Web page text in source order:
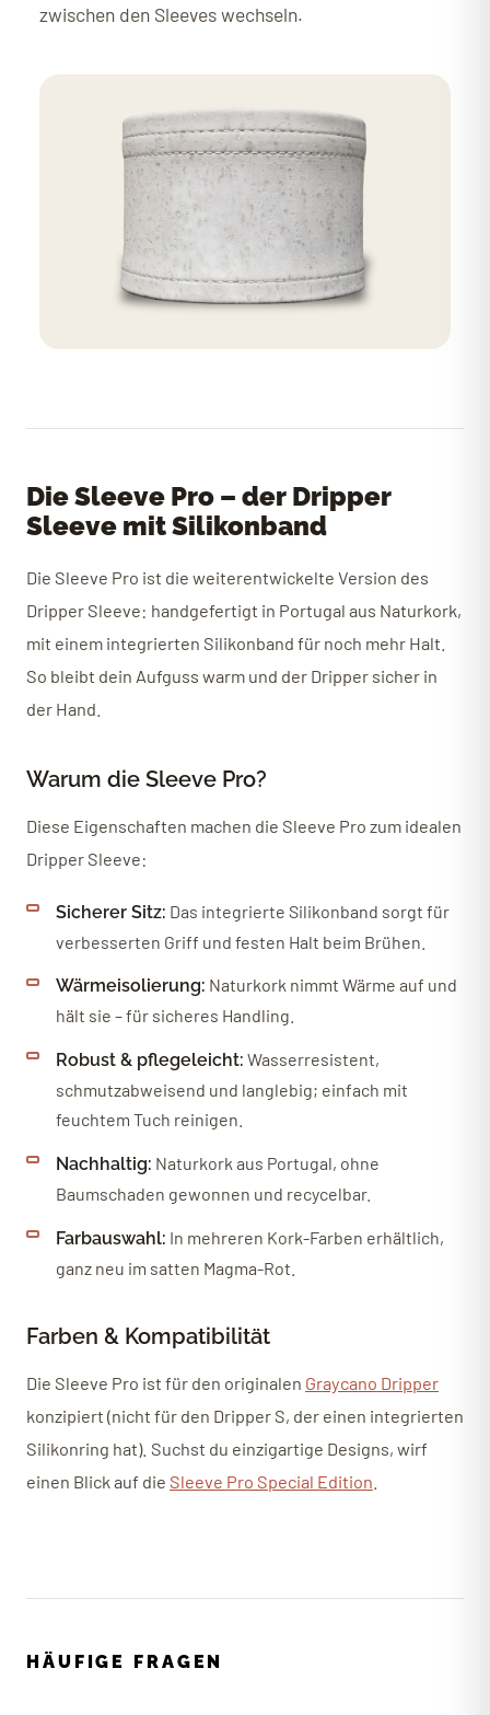
zwischen den Sleeves wechseln.
Die Sleeve Pro – der Dripper
Sleeve mit Silikonband
Die Sleeve Pro ist die weiterentwickelte Version des
Dripper Sleeve: handgefertigt in Portugal aus Naturkork,
mit einem integrierten Silikonband für noch mehr Halt.
So bleibt dein Aufguss warm und der Dripper sicher in
der Hand.
Warum die Sleeve Pro?
Diese Eigenschaften machen die Sleeve Pro zum idealen
Dripper Sleeve:
Sicherer Sitz: Das integrierte Silikonband sorgt für
verbesserten Griff und festen Halt beim Brühen.
Wärmeisolierung: Naturkork nimmt Wärme auf und
hält sie – für sicheres Handling.
Robust & pflegeleicht: Wasserresistent,
schmutzabweisend und langlebig; einfach mit
feuchtem Tuch reinigen.
Nachhaltig: Naturkork aus Portugal, ohne
Baumschaden gewonnen und recycelbar.
Farbauswahl: In mehreren Kork-Farben erhältlich,
ganz neu im satten Magma-Rot.
Farben & Kompatibilität
Die Sleeve Pro ist für den originalen Graycano Dripper
konzipiert (nicht für den Dripper S, der einen integrierten
Silikonring hat). Suchst du einzigartige Designs, wirf
einen Blick auf die Sleeve Pro Special Edition
HÄUFIGE FRAGEN